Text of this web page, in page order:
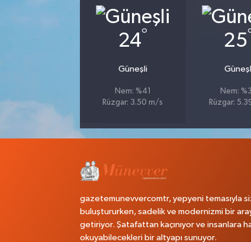
24°
Güneşli
Nem: %41
Rüzgar: 3.50 m/s
25
Nem:
Rüzgar:
gazetemunevvercomtr, yepyeni temasıyla
buluştururken, sadelik ve modernizmi bir
getiriyor. Şatafattan kaçınıyor ve insanlara
okuyabilecekleri bir altyapı sunuyor.